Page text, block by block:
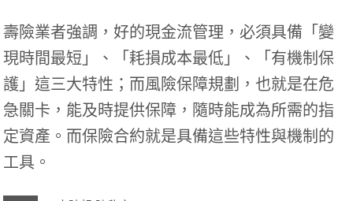
壽險業者強調，好的現金流管理，必須具備「變
現時間最短」、「耗損成本最低」、「有機制保
護」這三大特性；而風險保障規劃，也就是在危
急關卡，能及時提供保障，隨時能成為所需的指
定資產。而保險合約就是具備這些特性與機制的
工具。